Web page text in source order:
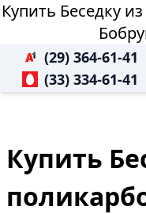
Купить Беседку
(29) 364-61-41
(33) 334-61-41
Купить